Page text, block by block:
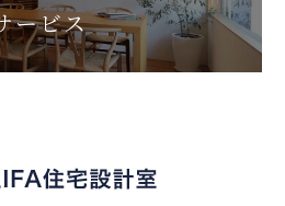
ービス